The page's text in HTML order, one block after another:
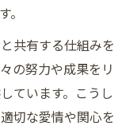
共有する仕組みを
の努力や成果をリ
ています。こうし
切な愛情や関心を